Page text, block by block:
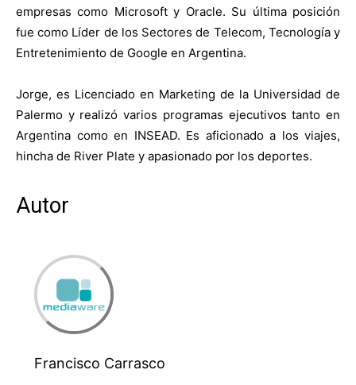
empresas como Microsoft y Oracle. Su última posición
fue como Líder de los Sectores de Telecom, Tecnología y
Entretenimiento de Google en Argentina.
Jorge, es Licenciado en Marketing de la Universidad de
Palermo y realizó varios programas ejecutivos tanto en
Argentina como en INSEAD. Es aficionado a los viajes,
hincha de River Plate y apasionado por los deportes.
Autor
Francisco Carrasco